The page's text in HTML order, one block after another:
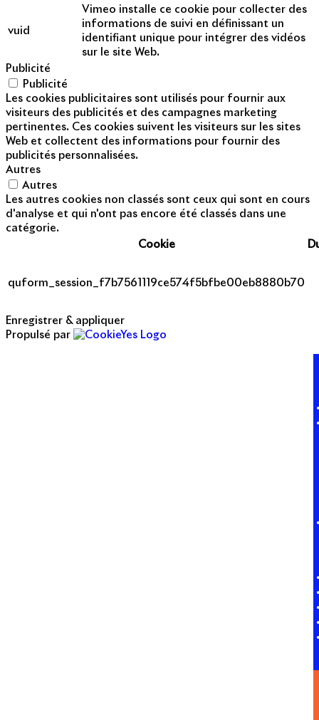
vuid
Vimeo installe ce cookie pour collecter des
informations de suivi en définissant un
identifiant unique pour intégrer des vidéos
sur le site Web.
Publicité
Publicité
Les cookies publicitaires sont utilisés pour fournir aux
visiteurs des publicités et des campagnes marketing
pertinentes. Ces cookies suivent les visiteurs sur les sites
Web et collectent des informations pour fournir des
publicités personnalisées.
Autres
Autres
Les autres cookies non classés sont ceux qui sont en cours
d'analyse et qui n'ont pas encore été classés dans une
catégorie.
Cookie
quform_session_f7b7561119ce574f5bfbe00eb8880b70
Enregistrer & appliquer
Propulsé par